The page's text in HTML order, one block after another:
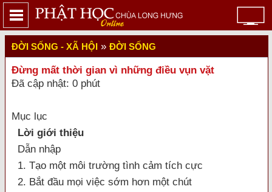
ĐỜI SỐNG - XÃ HỘI » ĐỜI SỐNG
Đừng mất thời gian vì những điều vụn vặt
Đã cập nhật: 0 phút
Mục lục
Lời giới thiệu
Dẫn nhập
1. Tạo một môi trường tình cảm tích cực
2. Bắt đầu mọi việc sớm hơn một chút